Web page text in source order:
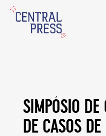
simpósio
de casos